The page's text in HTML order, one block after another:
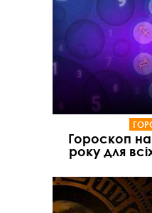
Гороскоп
року для